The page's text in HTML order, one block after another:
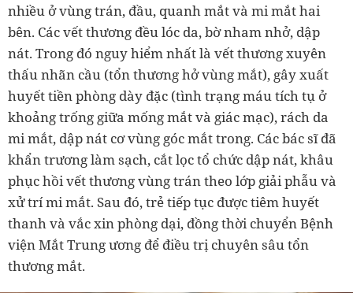
nhiều ở vùng trán, đầu, quanh mắt và mi mắt hai
bên. Các vết thương đều lóc da, bờ nham nhở, dập
nát. Trong đó nguy hiểm nhất là vết thương xuyên
thấu nhãn cầu (tổn thương hở vùng mắt), gây xuất
huyết tiền phòng dày đặc (tình trạng máu tích tụ ở
khoảng trống giữa mống mắt và giác mạc), rách da
mi mắt, dập nát cơ vùng góc mắt trong. Các bác sĩ đã
khẩn trương làm sạch, cắt lọc tổ chức dập nát, khâu
phục hồi vết thương vùng trán theo lớp giải phẫu và
xử trí mi mắt. Sau đó, trẻ tiếp tục được tiêm huyết
thanh và vắc xin phòng dại, đồng thời chuyển Bệnh
viện Mắt Trung ương để điều trị chuyên sâu tổn
thương mắt.